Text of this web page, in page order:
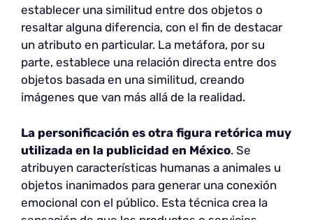
establecer una similitud entre dos objetos o
resaltar alguna diferencia, con el fin de destacar
un atributo en particular. La metáfora, por su
parte, establece una relación directa entre dos
objetos basada en una similitud, creando
imágenes que van más allá de la realidad.
La personificación es otra figura retórica muy
utilizada en la publicidad en México. Se
atribuyen características humanas a animales u
objetos inanimados para generar una conexión
emocional con el público. Esta técnica crea la